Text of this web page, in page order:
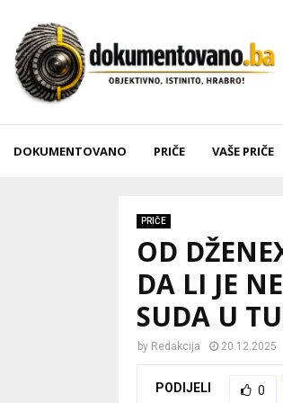
DOKUMENTOVANO PRIČE VAŠE PRIČE
PRIČE
OD
DA LI JE
SUDA U
by Redakcija 20.12.2025
PODIJELI 0